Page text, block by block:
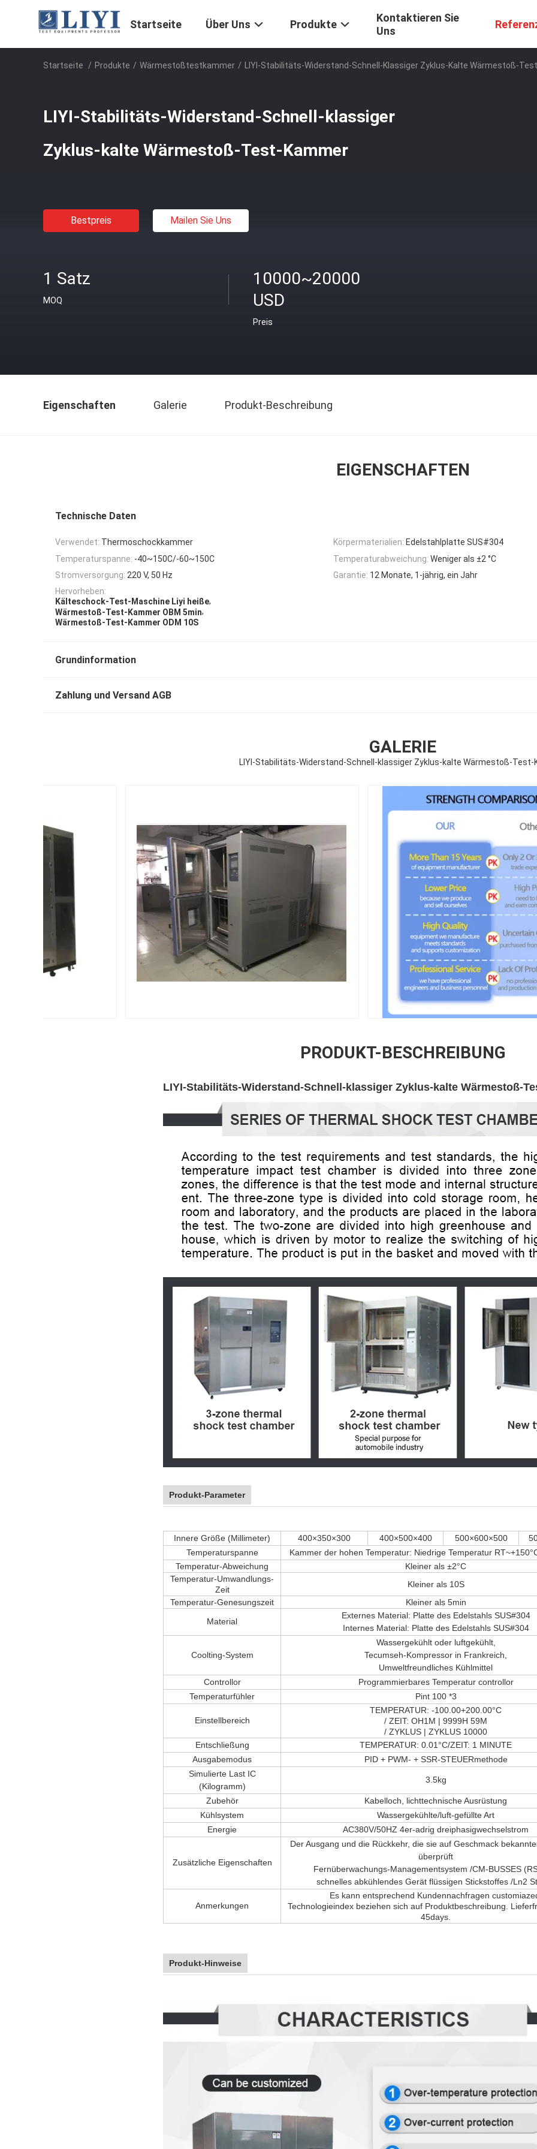
Startseite Über Uns Produkte
Kontaktieren Sie
Uns
Startseite / Produkte / Wärmestoßtestkammer / LIYI-Stabilitäts-Widerstand-Schnell-Klassiger Zyklus-Kalte Wärmestoß-
LIYI-Stabilitäts-Widerstand-Schnell-klassiger
Zyklus-kalte Wärmestoß-Test-Kammer
Bestpreis Mailen Sie Uns
1 Satz
MOQ
10000~20000
USD
Preis
Eigenschaften Galerie Produkt-Beschreibung
EIGENSCHAFTEN
Technische Daten
Verwendet: Thermoschockkammer Körpermaterialien: Edelstahlplatte SUS#304
Temperaturspanne: -40~150C/-60~150C Temperaturabweichung: Weniger als ±2 °C
Stromversorgung: 220 V, 50 Hz Garantie: 12 Monate, 1-jährig, ein Jahr
Hervorheben:
Kälteschock-Test-Maschine Liyi heiße,
Wärmestoß-Test-Kammer OBM 5min,
Wärmestoß-Test-Kammer ODM 10S
Grundinformation
Zahlung und Versand AGB
GALERIE
LIYI-Stabilitäts-Widerstand-Schnell-klassiger Zyklus-kalte Wärmestoß-Test-
PRODUKT-BESCHREIBUNG
LIYI-Stabilitäts-Widerstand-Schnell-klassiger Zyklus-kalte Wärmestoß-
Produkt-Parameter
Innere Größe (Millimeter) 400×350×300 400×500×400 500×600×500
Temperaturspanne
Kammer der hohen Temperatur: Niedrige Temperatur
Temperatur-Abweichung
Kleiner als ±2°C
Temperatur-Umwandlungs-
Zeit
Kleiner als 10S
Temperatur-Genesungszeit
Kleiner als 5min
Material
Externes Material: Platte des Edelstahls SUS#304
Internes Material: Platte des Edelstahls SUS#304
Coolting-System
Wassergekühlt oder luftgekühlt,
Tecumseh-Kompressor in Frankreich,
Umweltfreundliches Kühlmittel
Controllor
Programmierbares Temperatur controllor
Temperaturfühler
Pint 100 *3
Einstellbereich
TEMPERATUR: -100.00+200.00°C
/ ZEIT: OH1M | 9999H 59M
/ ZYKLUS | ZYKLUS 10000
Entschließung
TEMPERATUR: 0.01°C/ZEIT: 1 MINUTE
Ausgabemodus
PID + PWM- + SSR-STEUERmethode
Simulierte Last IC
(Kilogramm)
3.5kg
Zubehör
Kabelloch, lichttechnische Ausrüstung
Kühlsystem
Wassergekühlte/luft-gefüllte Art
Energie
AC380V/50HZ 4er-adrig dreiphasigwechselstrom
Zusätzliche Eigenschaften
Der Ausgang und die Rückkehr, die sie auf Geschmack
überprüft
Fernüberwachungs-Managementsystem /CM-BUSSES
schnelles abkühlendes Gerät flüssigen Stickstoffes /Ln2
Anmerkungen
Es kann entsprechend Kundennachfragen
Technologieindex beziehen sich auf Produktbeschreibung.
45days.
Produkt-Hinweise